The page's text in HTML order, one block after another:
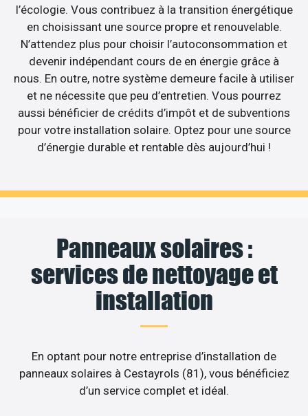
l’écologie. Vous contribuez à la transition énergétique
en choisissant une source propre et renouvelable.
N’attendez plus pour choisir l’autoconsommation et
devenir indépendant cours de en énergie grâce à
nous. En outre, notre système demeure facile à utiliser
et ne nécessite que peu d’entretien. Vous pourrez
aussi bénéficier de crédits d’impôt et de subventions
pour votre installation solaire. Optez pour une source
d’énergie durable et rentable dès aujourd’hui !
Panneaux solaires :
services de nettoyage et
installation
En optant pour notre entreprise d’installation de
panneaux solaires à Cestayrols (81), vous bénéficiez
d’un service complet et idéal.